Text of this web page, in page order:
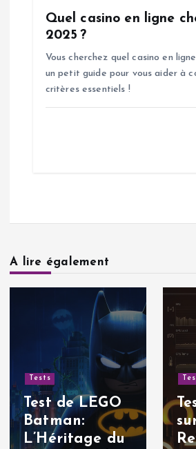
Quel casino en ligne
2025 ?
Vous cherchez quel casino en
un petit guide pour vous aider à
critères essentiels !
A lire également
Tests
Test de LEGO
Batman:
L’Héritage du